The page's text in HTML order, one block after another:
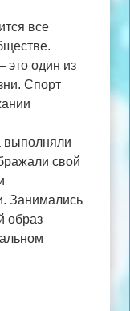
все
это один из
Спорт
выполняли
свой
Занимались
образ